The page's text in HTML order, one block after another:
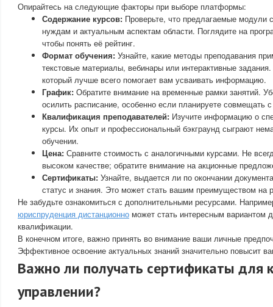
Опирайтесь на следующие факторы при выборе платформы:
Содержание курсов: Проверьте, что предлагаемые модули
нуждам и актуальным аспектам области. Поглядите на
чтобы понять её рейтинг.
Формат обучения: Узнайте, какие методы преподавания
текстовые материалы, вебинары или интерактивные
который лучше всего помогает вам усваивать информацию.
График: Обратите внимание на временные рамки занятий.
осилить расписание, особенно если планируете совмещать
Квалификация преподавателей: Изучите информацию о
курсы. Их опыт и профессиональный бэкграунд сыграют
обучении.
Цена: Сравните стоимость с аналогичными курсами. Не
высоком качестве; обратите внимание на акционные
Сертификаты: Узнайте, выдается ли по окончании
статус и знания. Это может стать вашим преимуществом на
Не забудьте ознакомиться с дополнительными ресурсами.
юриспруденция дистанционно может стать интересным вариантом
квалификации.
В конечном итоге, важно принять во внимание ваши личные
Эффективное освоение актуальных знаний значительно повысит
Важно ли получать сертификаты для
управлении?